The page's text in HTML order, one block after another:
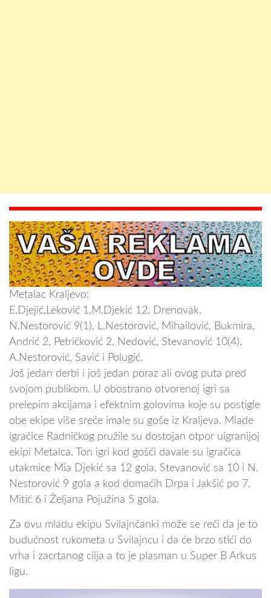
Metalac Kraljevo:
E.Djejić,Leković 1,M.Djekić 12, Drenovak,
N.Nestorović 9(1), L.Nestorović, Mihailović, Bukmira,
Andrić 2, Petričković 2, Nedović, Stevanović 10(4),
A.Nestorović, Savić i Polugić.
Još jedan derbi i još jedan poraz ali ovog puta pred
svojom publikom. U obostrano otvorenoj igri sa
prelepim akcijama i efektnim golovima koje su postigle
obe ekipe više sreće imale su goše iz Kraljeva. Mlade
igračice Radničkog pružile su dostojan otpor uigranijoj
ekipi Metalca. Ton igri kod gošći davale su igračica
utakmice Mia Djekić sa 12 gola, Stevanović sa 10 i N.
Nestorović 9 gola a kod domaćih Drpa i Jakšić po 7,
Mitić 6 i Željana Pojužina 5 gola.
Za ovu mladu ekipu Svilajnčanki može se reči da je to
budućnost rukometa u Svilajncu i da će brzo stići do
vrha i zacrtanog cilja a to je plasman u Super B Arkus
ligu.